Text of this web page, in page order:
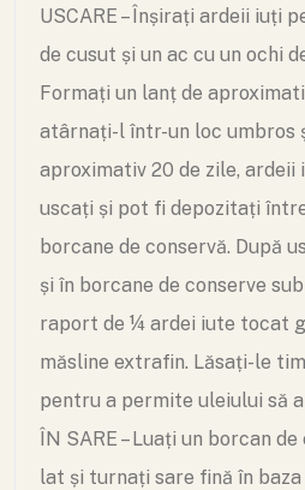
USCARE – Înșirați ardeii iuți
de cusut și un ac cu un ochi
Formați un lanț de
atârnați-l într-un loc umbros
aproximativ 20 de zile,
uscați și pot fi depozitați
borcane de conservă. După
și în borcane de conserve
raport de ¼ ardei iute tocat
măsline extrafin. Lăsați-le
pentru a permite uleiului să
ÎN SARE – Luați un borcan
lat și turnați sare fină în